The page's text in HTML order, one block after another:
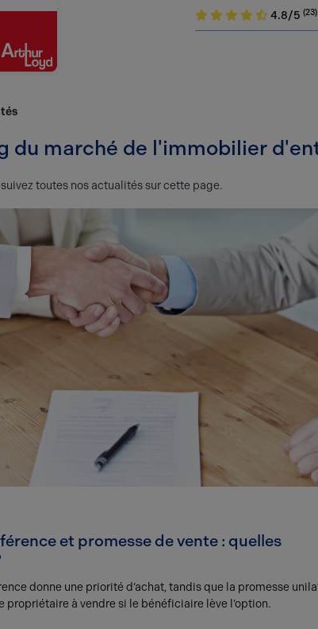
4.8/5 (23)
du marché de l'immobilier
toutes nos actualités sur cette page.
et promesse de vente : quelles
donne une priorité d’achat, tandis que la promesse
propriétaire à vendre si le bénéficiaire lève l’option.